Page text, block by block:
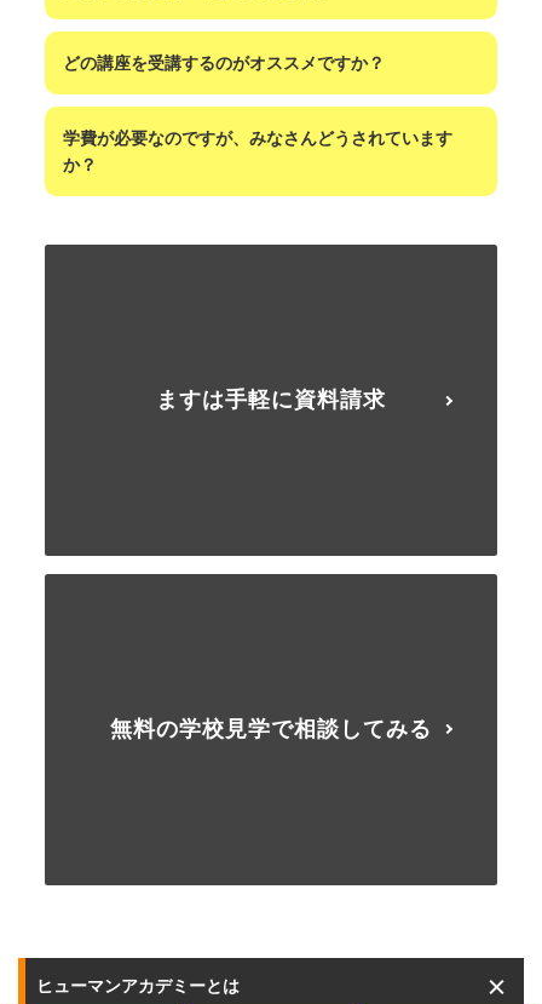
どの講座を受講するのがオススメですか？
学費が必要なのですが、みなさんどうされています
か？
ますは手軽に資料請求
無料の学校見学で相談してみる
ヒューマンアカデミーとは